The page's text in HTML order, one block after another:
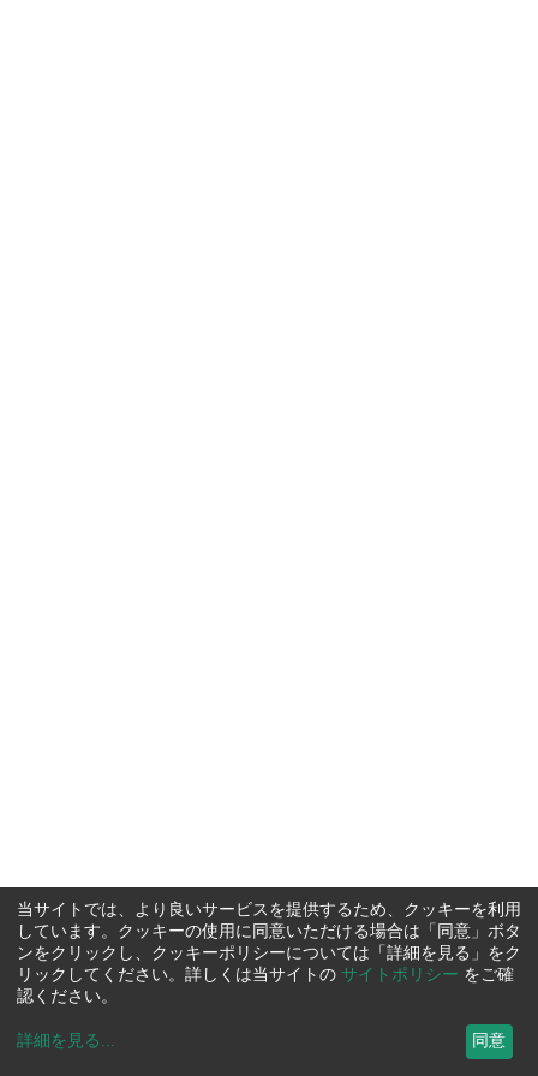
当サイトでは、より良いサービスを提供するため、クッキーを利用
しています。クッキーの使用に同意いただける場合は「同意」ボタ
ンをクリックし、クッキーポリシーについては「詳細を見る」をク
リックしてください。詳しくは当サイトの サイトポリシー をご確
認ください。
詳細を見る ... 同意